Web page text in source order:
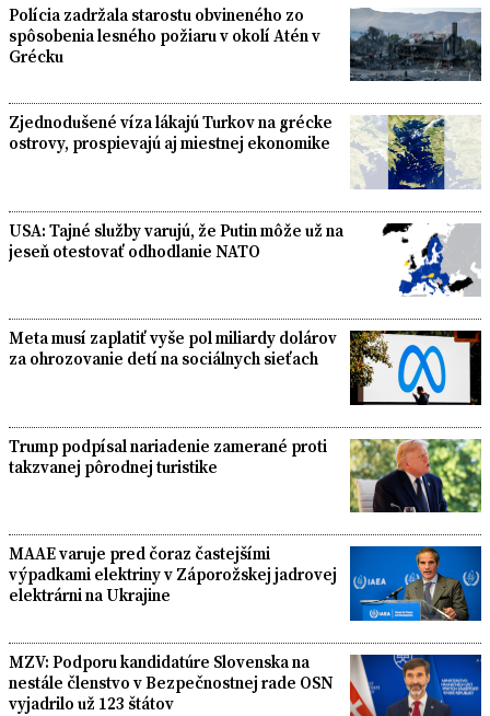
Polícia zadržala starostu obvineného zo
spôsobenia lesného požiaru v okolí Atén v
Grécku
Zjednodušené víza lákajú Turkov na grécke
ostrovy, prospievajú aj miestnej ekonomike
USA: Tajné služby varujú, že Putin môže už na
jeseň otestovať odhodlanie NATO
Meta musí zaplatiť vyše pol miliardy dolárov
za ohrozovanie detí na sociálnych sieťach
Trump podpísal nariadenie zamerané proti
takzvanej pôrodnej turistike
MAAE varuje pred čoraz častejšími
výpadkami elektriny v Záporožskej jadrovej
elektrárni na Ukrajine
MZV: Podporu kandidatúre Slovenska na
nestále členstvo v Bezpečnostnej rade OSN
vyjadrilo už 123 štátov